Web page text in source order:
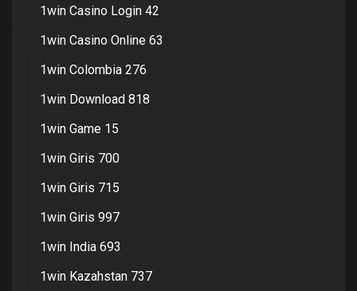
1win Casino Login 42
1win Casino Online 63
1win Colombia 276
1win Download 818
1win Game 15
1win Giris 700
1win Giris 715
1win Giris 997
1win India 693
1win Kazahstan 737